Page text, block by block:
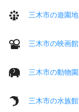
三木市の遊園地
三木市の映画館
三木市の動物園
三木市の水族館